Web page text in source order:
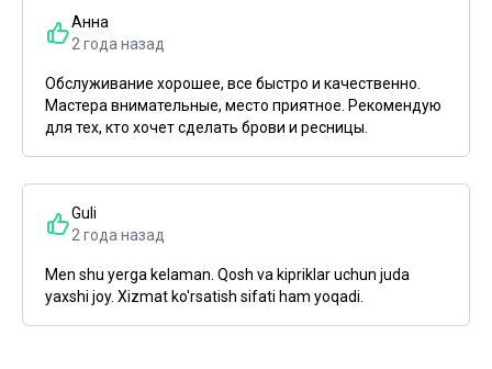
Анна
2 года назад
Обслуживание хорошее, все быстро и качественно.
Мастера внимательные, место приятное. Рекомендую
для тех, кто хочет сделать брови и ресницы.
Guli
2 года назад
Men shu yerga kelaman. Qosh va kipriklar uchun juda
yaxshi joy. Xizmat ko'rsatish sifati ham yoqadi.